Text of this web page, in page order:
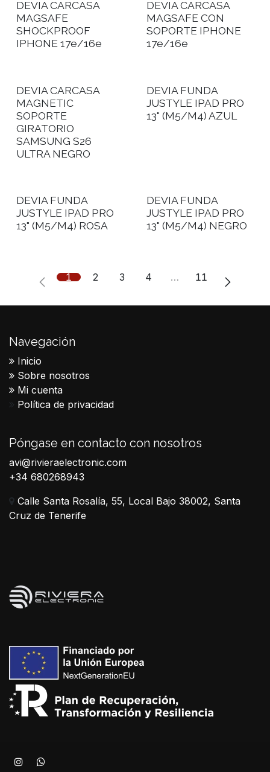
DEVIA CARCASA
MAGSAFE
SHOCKPROOF
IPHONE 17e/16e
DEVIA CARCASA
MAGSAFE CON
SOPORTE IPHONE
17e/16e
DEVIA CARCASA
MAGNETIC
SOPORTE
GIRATORIO
SAMSUNG S26
ULTRA NEGRO
DEVIA FUNDA
JUSTYLE IPAD PRO
13" (M5/M4) AZUL
DEVIA FUNDA
JUSTYLE IPAD PRO
13" (M5/M4) ROSA
DEVIA FUNDA
JUSTYLE IPAD PRO
13" (M5/M4) NEGRO
1 2 3 4 … 11
Navegación
Inicio
Sobre nosotros
Mi cuenta
Política de privacidad
Póngase en contacto con nosotros
avi@rivieraelectronic.com
+34 680268943
Calle Santa Rosalía, 55, Local Bajo 38002, Santa
Cruz de Tenerife